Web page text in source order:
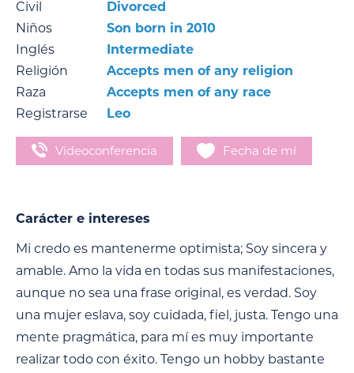
Civil
Divorced
Niños
Son born in 2010
Inglés
Intermediate
Religión
Accepts men of any religion
Raza
Accepts men of any race
Registrarse
Leo
Videoconferencia Fecha de mí
Carácter e intereses
Mi credo es mantenerme optimista; Soy sincera y
amable. Amo la vida en todas sus manifestaciones,
aunque no sea una frase original, es verdad. Soy
una mujer eslava, soy cuidada, fiel, justa. Tengo una
mente pragmática, para mí es muy importante
realizar todo con éxito. Tengo un hobby bastante